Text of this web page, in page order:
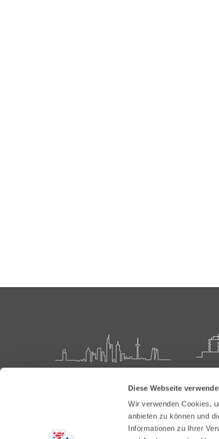
Diese Webseite
Wir verwenden Cookies,
anbieten zu können und
Informationen zu Ihrer
Postfach 60 05 66
Carl-